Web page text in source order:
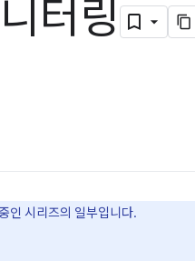
터링
인 시리즈의 일부입니다.